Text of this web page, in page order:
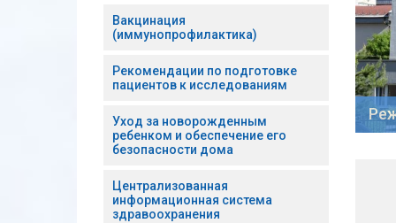
Вакцинация
(иммунопрофилактика)
Рекомендации по подготовке
пациентов к исследованиям
Уход за новорожденным
ребенком и обеспечение его
безопасности дома
Централизованная
информационная система
здравоохранения